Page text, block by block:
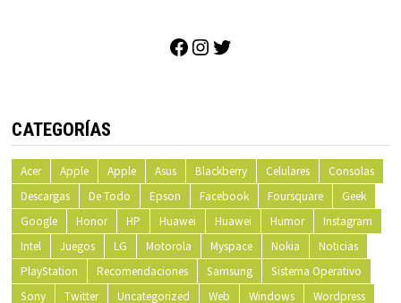
Facebook
Instagram
CATEGORÍAS
Acer Apple Apple Asus Blackberry Celulares
Consolas
Descargas
De Todo Epson Facebook Foursquare
Geek
Google
Honor HP Huawei Huawei Humor
Instagram
Intel
Juegos LG Motorola Myspace Nokia
Noticias
PlayStation
Recomendaciones Samsung
Sistema Operativo
Sony
Twitter Uncategorized Web Windows
Wordpress